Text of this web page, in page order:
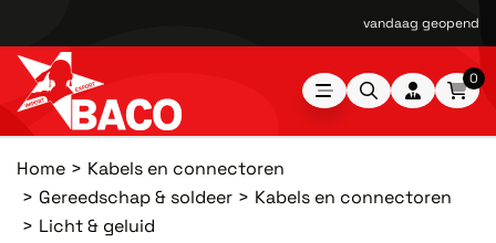
vandaag geopend
0
Home
Kabels en connectoren
Gereedschap & soldeer
Kabels en connectoren
Licht & geluid